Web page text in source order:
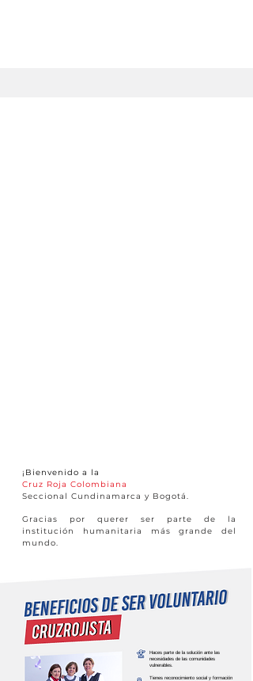
¡Bienvenido a la
Cruz Roja Colombiana
Seccional Cundinamarca y Bogotá.
Gracias por querer ser parte de la
institución humanitaria más grande del
mundo.
Haces parte de la solución ante las
necesidades de las comunidades
vulnerables.
Tienes reconocimiento social y formación